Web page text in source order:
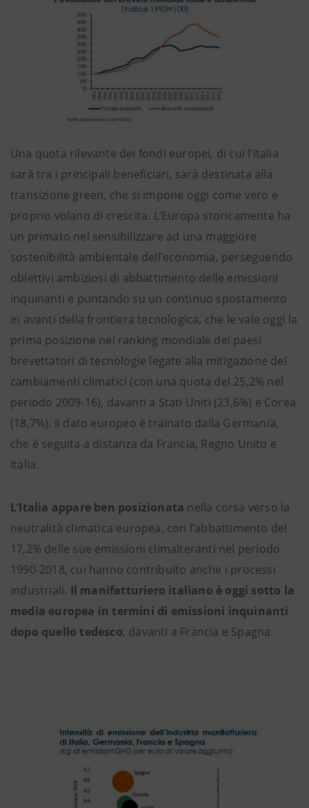
Una quota rilevante dei fondi europei, di cui l’Italia
sarà tra i principali beneficiari, sarà destinata alla
transizione green, che si impone oggi come vero e
proprio volano di crescita. L’Europa storicamente ha
un primato nel sensibilizzare ad una maggiore
sostenibilità ambientale dell’economia, perseguendo
obiettivi ambiziosi di abbattimento delle emissioni
inquinanti e puntando su un continuo spostamento
in avanti della frontiera tecnologica, che le vale oggi la
prima posizione nel ranking mondiale dei paesi
brevettatori di tecnologie legate alla mitigazione dei
cambiamenti climatici (con una quota del 25,2% nel
periodo 2009-16), davanti a Stati Uniti (23,6%) e Corea
(18,7%). Il dato europeo è trainato dalla Germania,
che è seguita a distanza da Francia, Regno Unito e
Italia.
L’Italia appare ben posizionata nella corsa verso la
neutralità climatica europea, con l’abbattimento del
17,2% delle sue emissioni climalteranti nel periodo
1990-2018, cui hanno contribuito anche i processi
industriali. Il manifatturiero italiano è oggi sotto la
media europea in termini di emissioni inquinanti
dopo quello tedesco, davanti a Francia e Spagna.